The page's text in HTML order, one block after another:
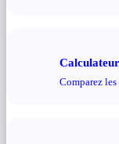
Comparez